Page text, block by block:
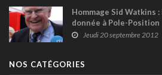
Hommage Sid Watkins
donnée à Pole-Position
Jeudi 20 septembre 2012
NOS CATÉGORIES